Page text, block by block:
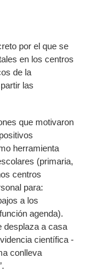
por el que se
en los centros
de la
las
que motivaron
herramienta
(primaria,
centros
para:
a los
agenda).
desplaza a casa
científica -
conlleva